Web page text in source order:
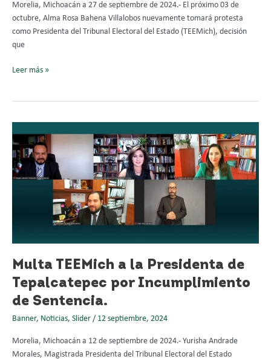
Morelia, Michoacán a 27 de septiembre de 2024.- El próximo 03 de
octubre, Alma Rosa Bahena Villalobos nuevamente tomará protesta
como Presidenta del Tribunal Electoral del Estado (TEEMich), decisión
que
Leer más »
Multa TEEMich a la Presidenta de
Tepalcatepec por Incumplimiento
de Sentencia.
Banner, Noticias, Slider / 12 septiembre, 2024
Morelia, Michoacán a 12 de septiembre de 2024.- Yurisha Andrade
Morales, Magistrada Presidenta del Tribunal Electoral del Estado
TEEMich
a
la
Presidenta
Tepalcatepec
Sentencia.